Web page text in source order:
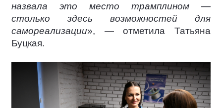
назвала это место трамплином —
столько здесь возможностей для
самореализации», — отметила Татьяна
Буцкая.